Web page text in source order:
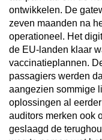
ontwikkelen. De
zeven maanden na
operationeel. Het
de EU-landen klaar
vaccinatieplannen.
passagiers werden
aangezien sommige
oplossingen al
auditors merken ook
geslaagd de